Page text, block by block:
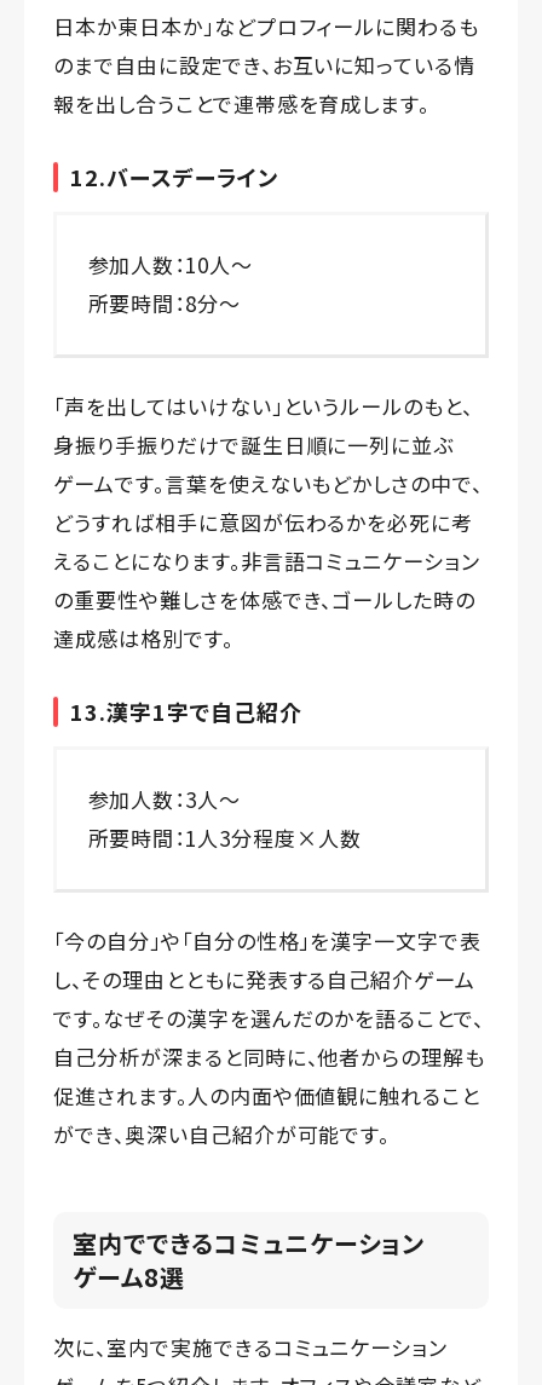
日本か東日本か」などプロフィールに関わるも
のまで自由に設定でき、お互いに知っている情
報を出し合うことで連帯感を育成します。
12.バースデーライン
参加人数：10人～
所要時間：8分～
「声を出してはいけない」というルールのもと、
身振り手振りだけで誕生日順に一列に並ぶ
ゲームです。言葉を使えないもどかしさの中で、
どうすれば相手に意図が伝わるかを必死に考
えることになります。非言語コミュニケーション
の重要性や難しさを体感でき、ゴールした時の
達成感は格別です。
13.漢字1字で自己紹介
参加人数：3人～
所要時間：1人3分程度×人数
「今の自分」や「自分の性格」を漢字一文字で表
し、その理由とともに発表する自己紹介ゲーム
です。なぜその漢字を選んだのかを語ることで、
自己分析が深まると同時に、他者からの理解も
促進されます。人の内面や価値観に触れること
ができ、奥深い自己紹介が可能です。
室内でできるコミュニケーション
ゲーム8選
次に、室内で実施できるコミュニケーション